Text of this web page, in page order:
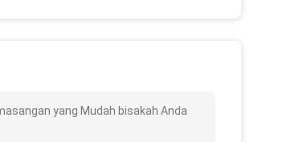
yang Mudah bisakah Anda